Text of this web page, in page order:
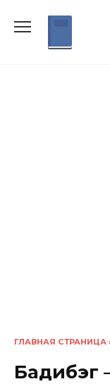
ГЛАВНАЯ СТРАНИЦА
Бадибэг